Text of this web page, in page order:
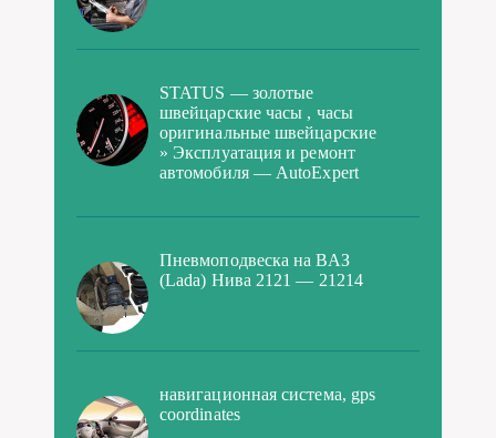
оригинальные швейцарские
автомобиля — AutoExpert
Пневмоподвеска на ВАЗ